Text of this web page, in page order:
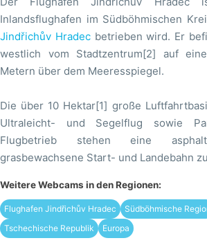
Inlandsflughafen im Südböhmischen
Jindřichův Hradecbetrieben wird. Er
westlich vom Stadtzentrum[2] auf
Metern über dem Meeresspiegel.
Die über 10 Hektar[1] große
Ultraleicht- und Segelflug sowie
Flugbetrieb stehen eine
grasbewachsene Start- und Landebahn
Weitere Webcams in den Regionen:
Flughafen Jindřichův Hradec
Südböhmische
Tschechische Republik
Europa